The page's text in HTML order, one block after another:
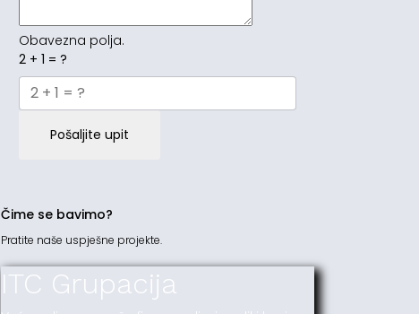
Obavezna polja.
2 + 1 = ?
Pošaljite upit
Čime se bavimo?
Pratite naše uspješne projekte.
ITC Grupacija